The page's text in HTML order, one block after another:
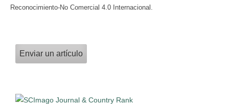
Reconocimiento-No Comercial 4.0 Internacional.
Enviar un artículo